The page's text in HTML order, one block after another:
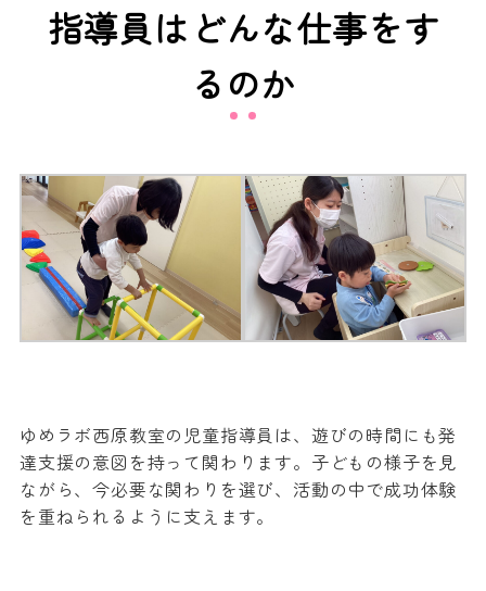
指導員はどんな仕事をす
るのか
ゆめラボ西原教室の児童指導員は、遊びの時間にも発
達支援の意図を持って関わります。子どもの様子を見
ながら、今必要な関わりを選び、活動の中で成功体験
を重ねられるように支えます。